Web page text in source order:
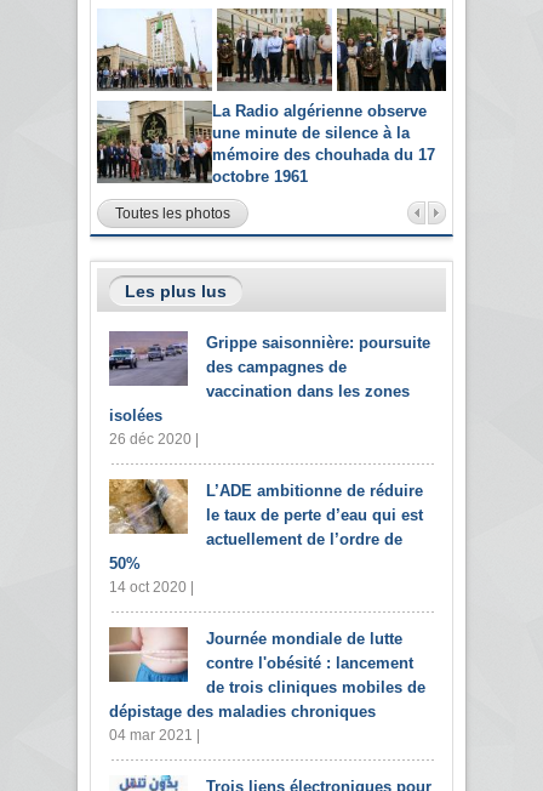
La Radio algérienne observe
une minute de silence à la
mémoire des chouhada du 17
octobre 1961
Toutes les photos
Les plus lus
Grippe saisonnière: poursuite
des campagnes de
vaccination dans les zones
isolées
26 déc 2020 |
L’ADE ambitionne de réduire
le taux de perte d’eau qui est
actuellement de l’ordre de
50%
14 oct 2020 |
Journée mondiale de lutte
contre l'obésité : lancement
de trois cliniques mobiles de
dépistage des maladies chroniques
04 mar 2021 |
Trois liens électroniques pour